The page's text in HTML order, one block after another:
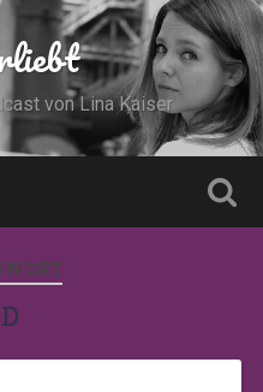
von Lina Kaiser